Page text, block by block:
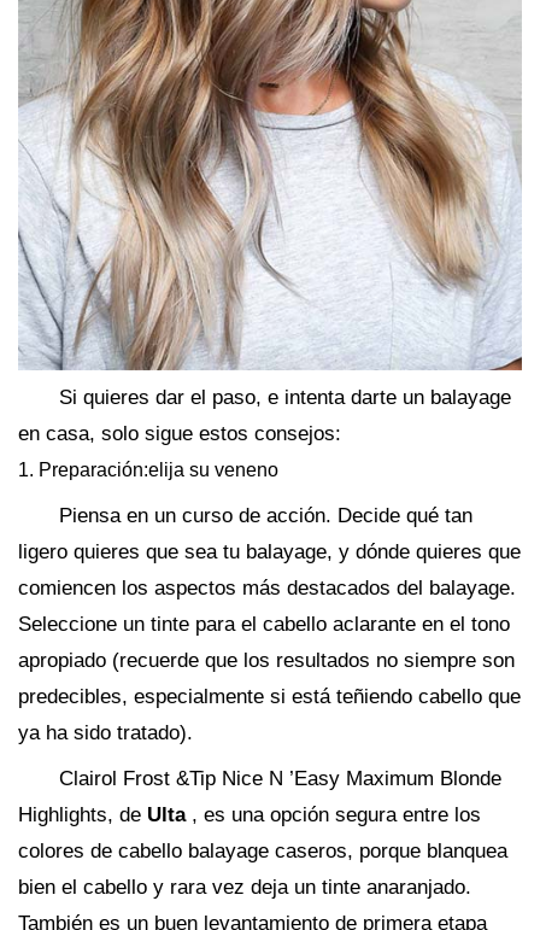
Si quieres dar el paso, e intenta darte un balayage
en casa, solo sigue estos consejos:
1. Preparación:elija su veneno
Piensa en un curso de acción. Decide qué tan
ligero quieres que sea tu balayage, y dónde quieres que
comiencen los aspectos más destacados del balayage.
Seleccione un tinte para el cabello aclarante en el tono
apropiado (recuerde que los resultados no siempre son
predecibles, especialmente si está teñiendo cabello que
ya ha sido tratado).
Clairol Frost &Tip Nice N ’Easy Maximum Blonde
Highlights, de Ulta , es una opción segura entre los
colores de cabello balayage caseros, porque blanquea
bien el cabello y rara vez deja un tinte anaranjado.
También es un buen levantamiento de primera etapa